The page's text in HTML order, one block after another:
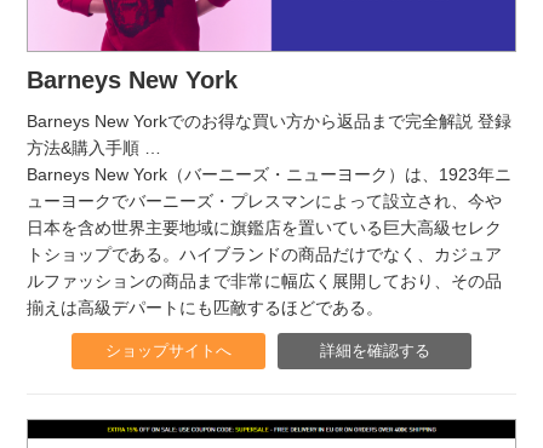
Barneys New York
Barneys New Yorkでのお得な買い方から返品まで完全解説 登録
方法&購入手順
Barneys New York（バーニーズ・ニューヨーク）は、1923年ニ
ューヨークでバーニーズ・プレスマンによって設立され、今や
日本を含め世界主要地域に旗鑑店を置いている巨大高級セレク
トショップである。ハイブランドの商品だけでなく、カジュア
ルファッションの商品まで非常に幅広く展開しており、その品
揃えは高級デパートにも匹敵するほどである。
ショップサイトへ 詳細を確認する